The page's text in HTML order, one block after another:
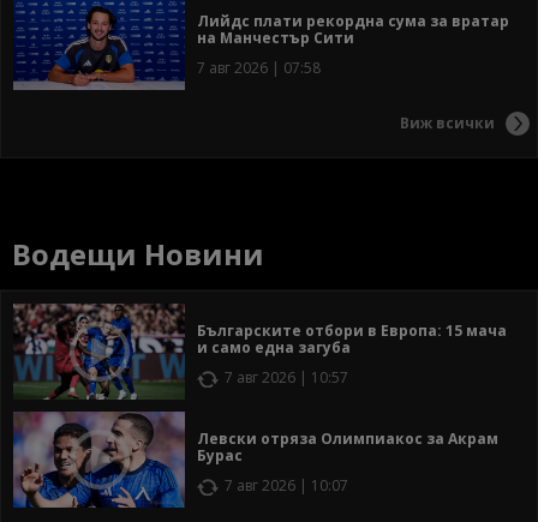
Лийдс плати рекордна сума за вратар
на Манчестър Сити
7 авг 2026 | 07:58
Виж всички
Водещи Новини
Българските отбори в Европа: 15 мача
и само една загуба
7 авг 2026 | 10:57
Левски отряза Олимпиакос за Акрам
Бурас
7 авг 2026 | 10:07